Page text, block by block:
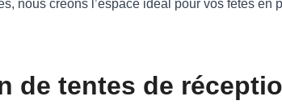
nous créons l’espace idéal pour vos fêtes
de tentes de